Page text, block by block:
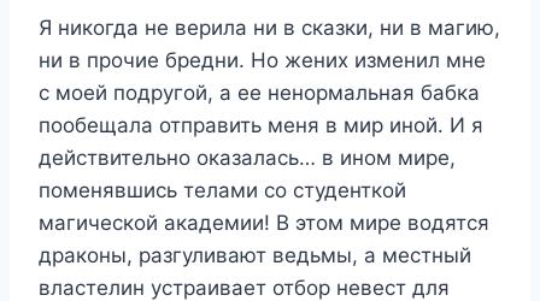
​​​​​Я никогда не верила ни в сказки, ни в магию,
ни в прочие бредни. Но жених изменил мне
с моей подругой, а ее ненормальная бабка
пообещала отправить меня в мир иной. И я
действительно оказалась… в ином мире,
поменявшись телами со студенткой
магической академии! В этом мире водятся
драконы, разгуливают ведьмы, а местный
властелин устраивает отбор невест для